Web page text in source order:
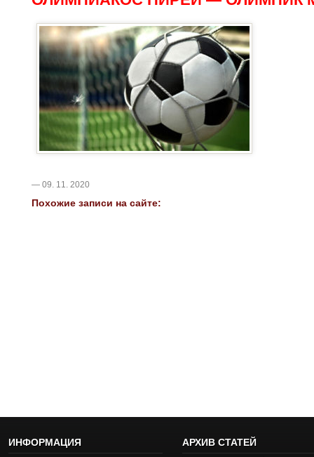
— 09. 11. 2020
Похожие записи на сайте:
ИНФОРМАЦИЯ АРХИВ СТАТЕЙ